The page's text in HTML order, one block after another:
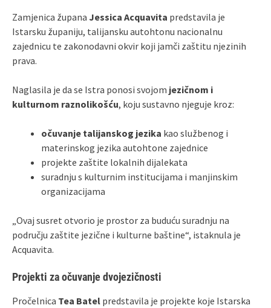
Zamjenica župana Jessica Acquavita predstavila je
Istarsku županiju, talijansku autohtonu nacionalnu
zajednicu te zakonodavni okvir koji jamči zaštitu njezinih
prava.
Naglasila je da se Istra ponosi svojom jezičnom i
kulturnom raznolikošću, koju sustavno njeguje kroz:
očuvanje talijanskog jezika kao službenog i
materinskog jezika autohtone zajednice
projekte zaštite lokalnih dijalekata
suradnju s kulturnim institucijama i manjinskim
organizacijama
„Ovaj susret otvorio je prostor za buduću suradnju na
području zaštite jezične i kulturne baštine“, istaknula je
Acquavita.
Projekti za očuvanje dvojezičnosti
Pročelnica Tea Batel predstavila je projekte koje Istarska